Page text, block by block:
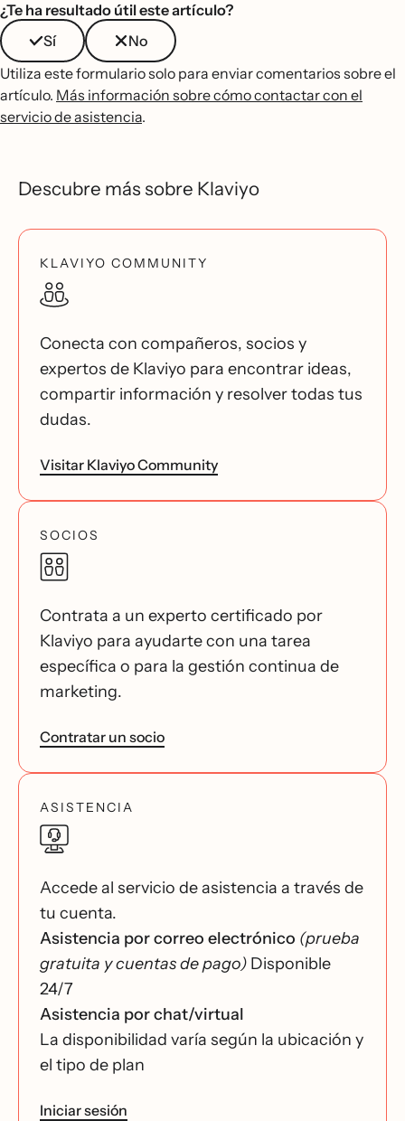
¿Te ha resultado útil este artículo?
Sí
No
Utiliza este formulario solo para enviar comentarios sobre el
artículo. Más información sobre cómo contactar con el
servicio de asistencia.
Descubre más sobre Klaviyo
KLAVIYO COMMUNITY
Conecta con compañeros, socios y
expertos de Klaviyo para encontrar ideas,
compartir información y resolver todas tus
dudas.
Visitar Klaviyo Community
SOCIOS
Contrata a un experto certificado por
Klaviyo para ayudarte con una tarea
específica o para la gestión continua de
marketing.
Contratar un socio
ASISTENCIA
Accede al servicio de asistencia a través de
tu cuenta.
Asistencia por correo electrónico (prueba
gratuita y cuentas de pago) Disponible
24/7
Asistencia por chat/virtual
La disponibilidad varía según la ubicación y
el tipo de plan
Iniciar sesión